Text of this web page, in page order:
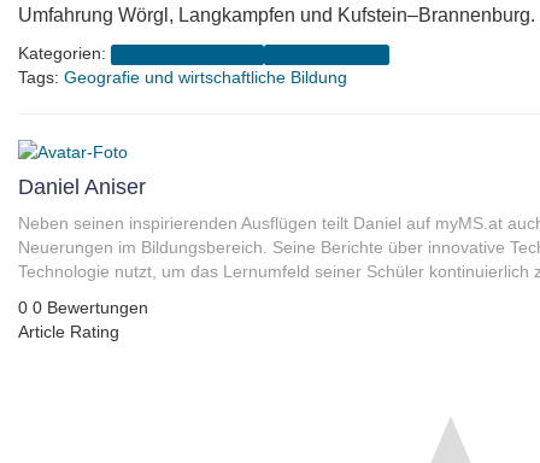
Umfahrung Wörgl, Langkampfen und Kufstein–Brannenburg.
Kategorien:
Tags: Geografie und wirtschaftliche Bildung
Daniel Aniser
Neben seinen inspirierenden Ausflügen teilt Daniel auf myMS.at
Neuerungen im Bildungsbereich. Seine Berichte über innovative
Technologie nutzt, um das Lernumfeld seiner Schüler kontinuierlich
0 0 Bewertungen
Article Rating